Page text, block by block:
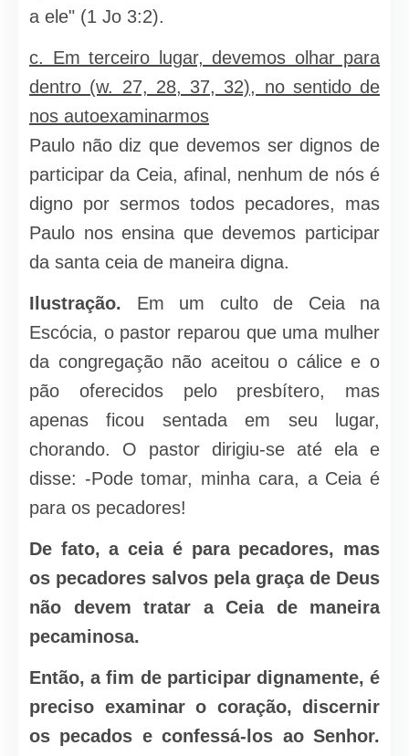
a ele" (1 Jo 3:2).
c. Em terceiro lugar, devemos olhar para
dentro (w. 27, 28, 37, 32), no sentido de
nos autoexaminarmos
Paulo não diz que devemos ser dignos de
participar da Ceia, afinal, nenhum de nós é
digno por sermos todos pecadores, mas
Paulo nos ensina que devemos participar
da santa ceia de maneira digna.
Ilustração. Em um culto de Ceia na
Escócia, o pastor reparou que uma mulher
da congregação não aceitou o cálice e o
pão oferecidos pelo presbítero, mas
apenas ficou sentada em seu lugar,
chorando. O pastor dirigiu-se até ela e
disse: -Pode tomar, minha cara, a Ceia é
para os pecadores!
De fato, a ceia é para pecadores, mas
os pecadores salvos pela graça de Deus
não devem tratar a Ceia de maneira
pecaminosa.
Então, a fim de participar dignamente, é
preciso examinar o coração, discernir
os pecados e confessá-los ao Senhor.